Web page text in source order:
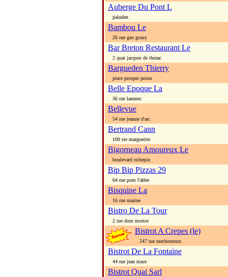
Auberge Du Pont L
paluden
Bambou Le
26 rue gen goury
Bar Breton Restaurant Le
2 quai jacques de thezac
Bargueden Thierry
place prosper proux
Belle Epoque La
36 rue laennec
Bellevue
54 rue jeanne d'arc
Bertrand Cann
100 ste marguerite
Bigorneau Amoureux Le
boulevard richepin
Bip Bip Pizzas 29
64 rue pont l'abbe
Bisquine La
16 rue marine
Bistro De La Tour
2 rue dom morice
Bistrot A Crepes (le)
247 rue mechouroux
Bistrot De La Fontaine
44 rue jean mace
Bistrot Quai Sarl